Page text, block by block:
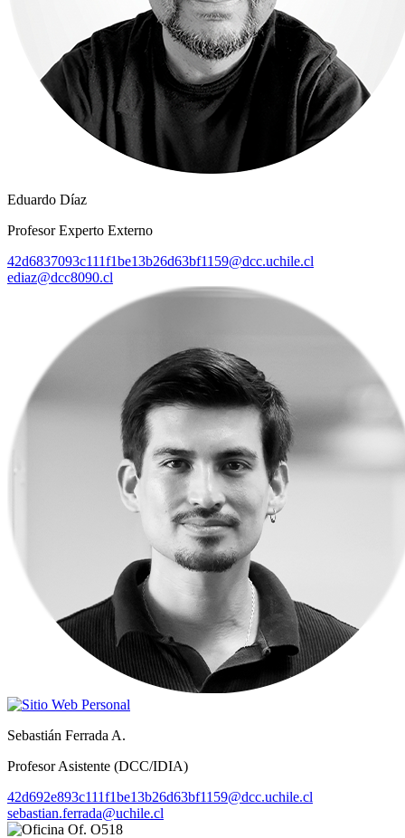
Eduardo Díaz
Profesor Experto Externo
42d6837093c111f1be13b26d63bf1159@dcc.uchile.cl
ediaz@dcc8090.cl
Sebastián Ferrada A.
Profesor Asistente (DCC/IDIA)
42d692e893c111f1be13b26d63bf1159@dcc.uchile.cl
sebastian.ferrada@uchile.cl
Of. O518